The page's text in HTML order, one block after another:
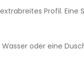
Profil. Eine
oder eine